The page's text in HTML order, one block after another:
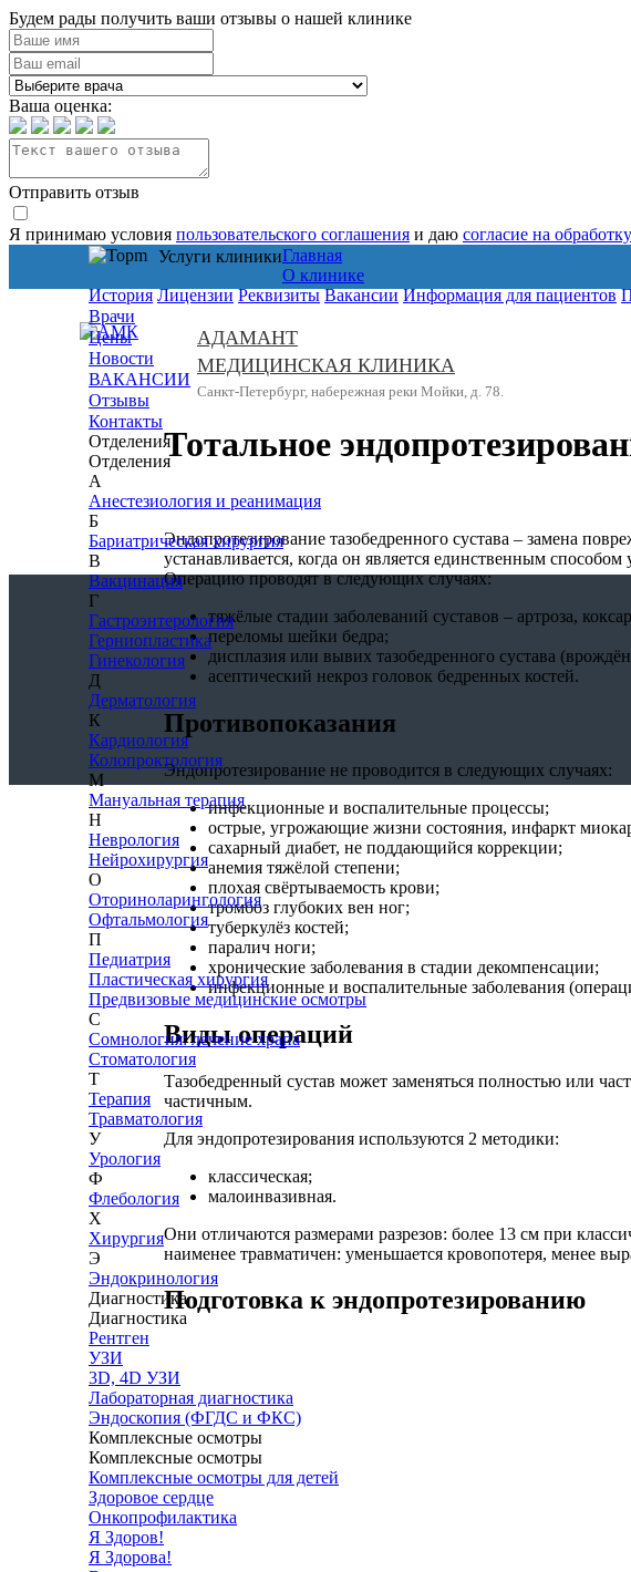
Будем рады получить ваши отзывы о нашей клинике
Ваша оценка:
Отправить отзыв
Я принимаю условия пользовательского соглашения и даю согласие на
Услуги клиникиГлавная
О клинике
История Лицензии Реквизиты Вакансии Информация для пациентов
Врачи
Цены
Новости
ВАКАНСИИ
Отзывы
Контакты
Отделения
Отделения
А
Анестезиология и реанимация
Б
Бариатрическая хирургия
В
Вакцинация
Г
Гастроэнтерология
Герниопластика
Гинекология
Д
Дерматология
К
Кардиология
Колопроктология
М
Мануальная терапия
Н
Неврология
Нейрохирургия
О
Оториноларингология
Офтальмология
П
Педиатрия
Пластическая хирургия
Предвизовые медицинские осмотры
С
Сомнология: лечение храпа
Стоматология
Т
Терапия
Травматология
У
Урология
Ф
Флебология
Х
Хирургия
Э
Эндокринология
Диагностика
Диагностика
Рентген
УЗИ
3D, 4D УЗИ
Лабораторная диагностика
Эндоскопия (ФГДС и ФКС)
Комплексные осмотры
Комплексные осмотры
Комплексные осмотры для детей
Здоровое сердце
Онкопрофилактика
Я Здоров!
Я Здорова!
АДАМАНТ
МЕДИЦИНСКАЯ КЛИНИКА
Санкт-Петербург, набережная реки Мойки, д. 78.
Тотальное
Эндопротезирование тазобедренного сустава – замена
устанавливается, когда он является единственным
Операцию проводят в следующих случаях:
тяжёлые стадии заболеваний суставов – артроза,
переломы шейки бедра;
дисплазия или вывих тазобедренного сустава
асептический некроз головок бедренных костей.
Противопоказания
Эндопротезирование не проводится в следующих случаях:
инфекционные и воспалительные процессы;
острые, угрожающие жизни состояния, инфаркт
сахарный диабет, не поддающийся коррекции;
анемия тяжёлой степени;
плохая свёртываемость крови;
тромбоз глубоких вен ног;
туберкулёз костей;
паралич ноги;
хронические заболевания в стадии декомпенсации;
инфекционные и воспалительные заболевания
Виды операций
Тазобедренный сустав может заменяться полностью или
частичным.
Для эндопротезирования используются 2 методики:
классическая;
малоинвазивная.
Они отличаются размерами разрезов: более 13 см при
наименее травматичен: уменьшается кровопотеря, менее
Подготовка к эндопротезированию